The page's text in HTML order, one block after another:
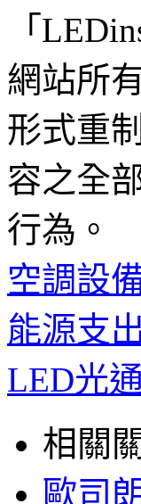
「
網站所
形式重
容之全
行為。
空調設
能源支
LED光
相關
歐司朗